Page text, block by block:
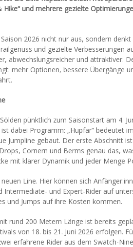
und mehrere gezielte
2026 nicht nur aus, sondern
und gezielte Verbesserungen
abwechslungsreicher und attraktiver.
mehr Optionen, bessere Übergänge
pünktlich zum Saisonstart am 4.
dabei Programm: „Hupfar“ bedeutet
Jumpline gebaut. Der erste Abschnitt
Cornern und Berms genau das,
mit klarer Dynamik und jeder Menge
Line. Hier können sich
und Expert-Rider auf
und Jumps auf ihre Kosten kommen.
rund 200 Metern Länge ist bereits
von 18. bis 21. Juni 2026 erfolgen.
erfahrene Rider aus dem Swatch-